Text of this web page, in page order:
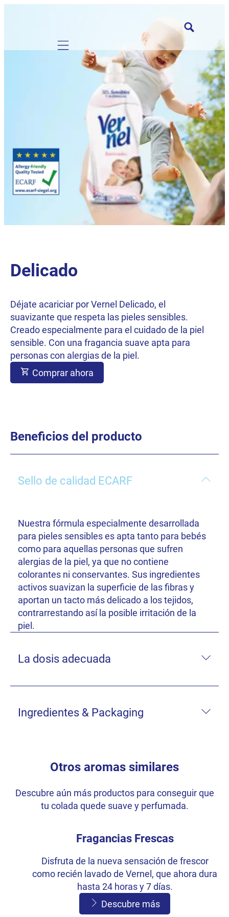
Mobile navigation
Delicado
Déjate acariciar por Vernel Delicado, el
suavizante que respeta las pieles sensibles.
Creado especialmente para el cuidado de la piel
sensible. Con una fragancia suave apta para
personas con alergias de la piel.
Comprar ahora
Beneficios del producto
Sello de calidad ECARF
Nuestra fórmula especialmente desarrollada
para pieles sensibles es apta tanto para bebés
como para aquellas personas que sufren
alergias de la piel, ya que no contiene
colorantes ni conservantes. Sus ingredientes
activos suavizan la superficie de las fibras y
aportan un tacto más delicado a los tejidos,
contrarrestando así la posible irritación de la
piel.
La dosis adecuada
Ingredientes & Packaging
Otros aromas similares
Descubre aún más productos para conseguir que
tu colada quede suave y perfumada.
Fragancias Frescas
Disfruta de la nueva sensación de frescor
como recién lavado de Vernel, que ahora dura
hasta 24 horas y 7 días.
Descubre más